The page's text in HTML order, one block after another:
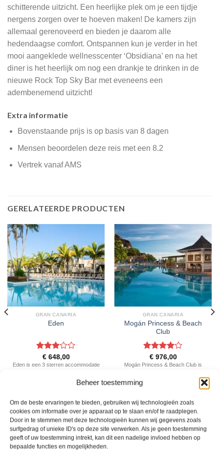
Beheer toestemming
Om de beste ervaringen te bieden, gebruiken wij technologieën zoals
cookies om informatie over je apparaat op te slaan en/of te raadplegen.
Door in te stemmen met deze technologieën kunnen wij gegevens zoals
surfgedrag of unieke ID's op deze site verwerken. Als je geen toestemming
geeft of uw toestemming intrekt, kan dit een nadelige invloed hebben op
bepaalde functies en mogelijkheden.
schitterende uitzicht. Een heerlijke plek om je een tijdje
nergens zorgen over te hoeven maken! De kamers zijn
allemaal gerenoveerd en bieden je daarom alle
hedendaagse comfort. Ontspannen kun je verder in het
mooi aangeklede wellnesscenter ‘Obsidiana’ en na het
diner is het heerlijk om nog een drankje te drinken in de
nieuwe Rock Top Sky Bar met eveneens een
adembenemend uitzicht!
Extra informatie
Bovenstaande prijs is op basis van 8 dagen
Mensen beoordelen deze reis met een 8.2
Vertrek vanaf AMS
GERELATEERDE PRODUCTEN
GRAN CANARIA
Eden
Gewaardeerd
3uit 5
€648,00
Eden is een 3 sterren accommodatie
direct bij onze partner TUI. Nu vanaf
PRIJZEN EN BOEKEN
GRAN CANARIA
Mogán Princess & Beach
Club
Gewaardeerd
4uit 5
€976,00
Mogán Princess & Beach Club is
Playa Taurito. U boekt deze reis
direct bij onze partner TUI. Nu vanaf
PRIJZEN EN BOEKEN
WAT ZE OVER ONS ZEGGEN